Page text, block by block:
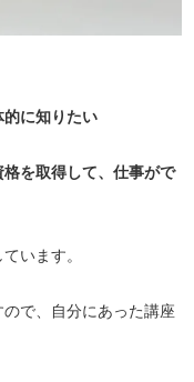
的に知りたい
格を取得して、仕事がで
います。
で、自分にあった講座